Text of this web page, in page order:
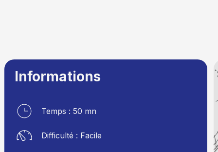
Informations
Temps : 50 mn
Difficulté : Facile